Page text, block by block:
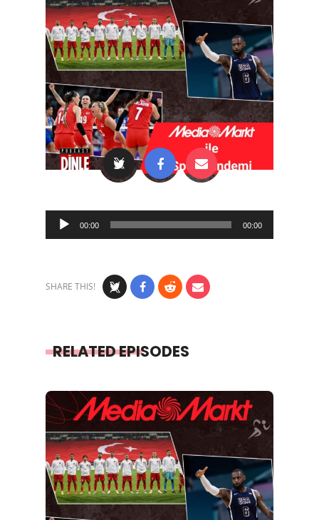
Audio
Player
00:00 00:00
SHARE THIS!
RELATED EPISODES